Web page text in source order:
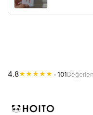
4.8★★★★★ •101